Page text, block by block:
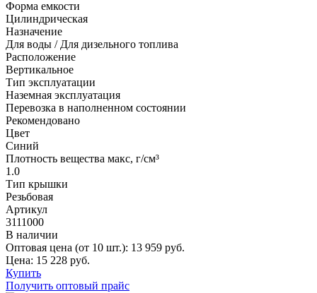
Форма емкости
Цилиндрическая
Назначение
Для воды / Для дизельного топлива
Расположение
Вертикальное
Тип эксплуатации
Наземная эксплуатация
Перевозка в наполненном состоянии
Рекомендовано
Цвет
Синий
Плотность вещества макс, г/см³
1.0
Тип крышки
Резьбовая
Артикул
3111000
В наличии
Оптовая цена (от 10 шт.): 13 959 руб.
Цена: 15 228 руб.
Купить
Получить оптовый прайс